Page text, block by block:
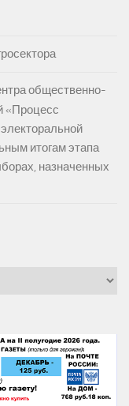
общественно-
«Процесс
итогам этапа
назначенных